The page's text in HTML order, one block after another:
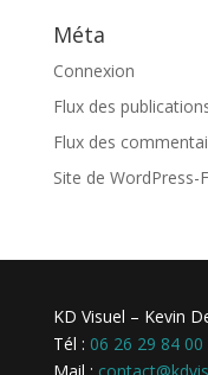
Méta
Connexion
Flux des
Flux des
Site de WordPress-
KD Visuel – Kevin
Tél : 06 26 29 84 00